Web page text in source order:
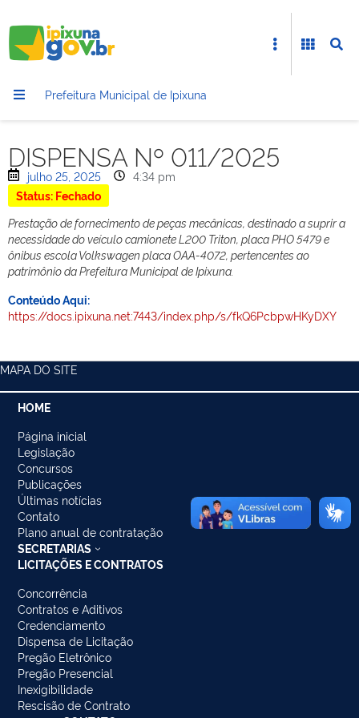
Prefeitura Municipal de Ipixuna
DISPENSA Nº 011/2025
julho 25, 2025
4:34 pm
Status: Fechado
Prestação de fornecimento de peças mecânicas, destinado a suprir a
necessidade do veículo camionete L200 Triton, placa PHO 5479 e
ônibus escola Volkswagen placa OAA-4072, pertencentes ao
patrimônio da Prefeitura Municipal de Ipixuna.
Conteúdo Aqui:
https://docs.ipixuna.net:7443/index.php/s/fkQ6PcbpwHKyDXY
MAPA DO SITE
HOME
Página inicial
Legislação
Concursos
Publicações
Últimas notícias
Contato
Plano anual de contratação
SECRETARIAS
LICITAÇÕES E CONTRATOS
Concorrência
Contratos e Aditivos
Credenciamento
Dispensa de Licitação
Pregão Eletrônico
Pregão Presencial
Inexigibilidade
Rescisão de Contrato